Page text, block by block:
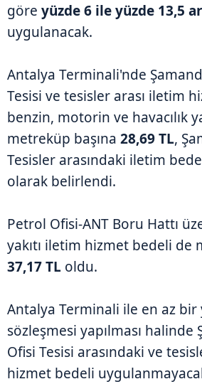
göre yüzde 6 ile yüzde 13,5
uygulanacak.
Antalya Terminali'nde
Tesisi ve tesisler arası iletim
benzin, motorin ve havacılık
metreküp başına 28,69 TL,
Tesisler arasındaki iletim
olarak belirlendi.
Petrol Ofisi-ANT Boru Hattı
yakıtı iletim hizmet bedeli de
37,17 TL oldu.
Antalya Terminali ile en az bir
sözleşmesi yapılması halinde
Ofisi Tesisi arasındaki ve
hizmet bedeli